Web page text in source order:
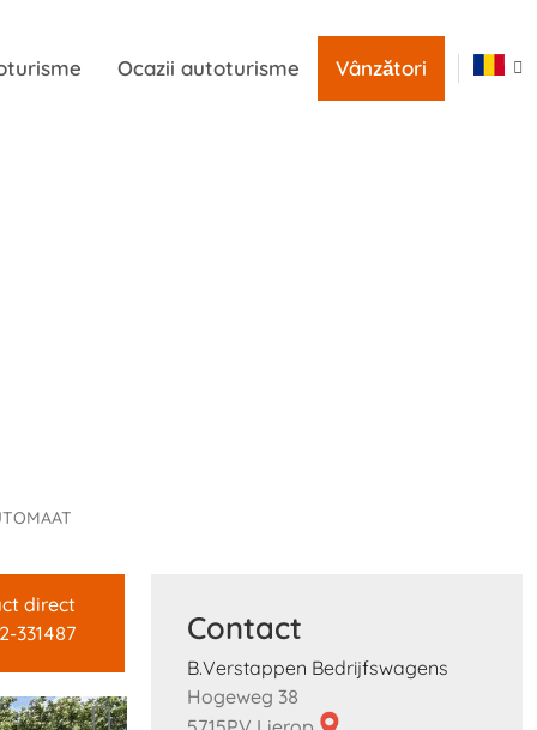
Ocazii autoturisme Vânzători
direct
331487
Contact
B.Verstappen Bedrijfswagens
Hogeweg 38